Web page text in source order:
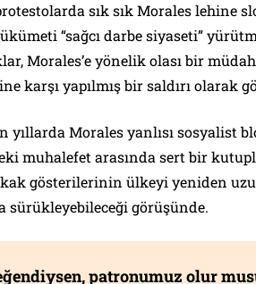
sık sık Morales lehine
“sağcı darbe siyaseti”
Morales’e yönelik olası bir
karşı yapılmış bir saldırı olarak
yıllarda Morales yanlısı sosyalist
muhalefet arasında sert bir
gösterilerinin ülkeyi yeniden
sürükleyebileceği görüşünde.
patronumuz olur